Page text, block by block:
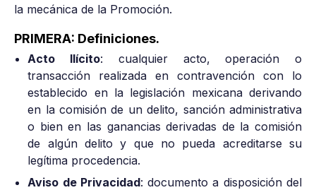
la mecánica de la Promoción.
PRIMERA: Definiciones.
Acto Ilícito: cualquier acto, operación o
transacción realizada en contravención con lo
establecido en la legislación mexicana derivando
en la comisión de un delito, sanción administrativa
o bien en las ganancias derivadas de la comisión
de algún delito y que no pueda acreditarse su
legítima procedencia.
Aviso de Privacidad: documento a disposición del